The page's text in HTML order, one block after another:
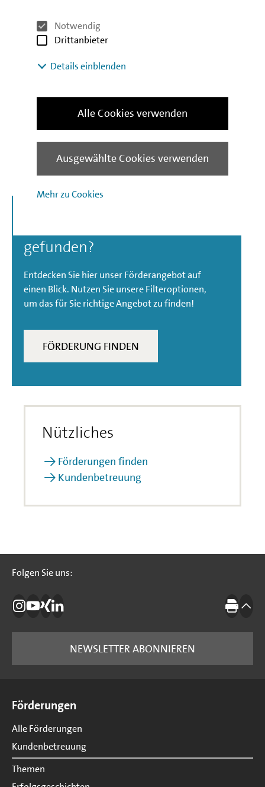
Notwendig
Drittanbieter
Details einblenden
Mehr zu Cookies
Ausgewählte Cookies verwenden
Alle Cookies verwenden
Weitere Informationen finden
Sie auf
www.ibb-business-
gefunden?
Entdecken Sie hier unser Förderangebot auf
einen Blick. Nutzen Sie unsere Filteroptionen,
um das für Sie richtige Angebot zu finden!
FÖRDERUNG FINDEN
Nützliches
Förderungen finden
Kundenbetreuung
Folgen Sie uns:
Folgen Sie uns:
Die IBB auf Instagram
Die IBB auf YouTube
Die IBB auf Xing
Die IBB auf LinkedIn Drucken
NEWSLETTER ABONNIEREN
Förderungen
Alle Förderungen
Kundenbetreuung
Themen